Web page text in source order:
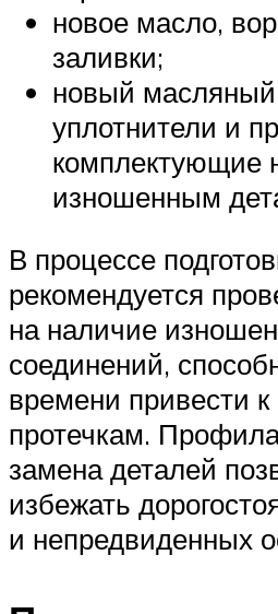
новое масло,
заливки;
новый
уплотнители и
комплектующие
изношенным
В процессе
рекомендуется
на наличие
соединений,
времени привести
протечкам.
замена деталей
избежать
и непредвиденных